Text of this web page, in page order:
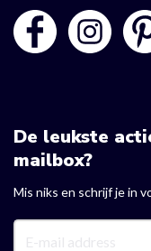
De leukste
mailbox?
Mis niks en schrijf je in